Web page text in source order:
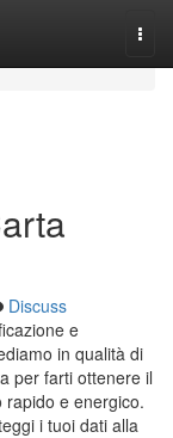
Discuss
e
in qualità di
per farti ottenere il
e energico.
i tuoi dati alla